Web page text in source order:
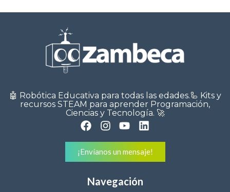
🤖 Robótica Educativa para todas las edades.🦾 Kits y
recursos STEAM para aprender Programación,
Ciencias y Tecnología. 🚀
¡Envíanos un mensaje!
Navegación